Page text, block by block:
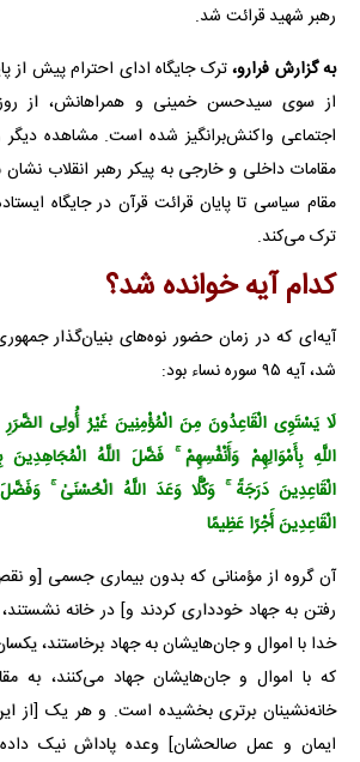
رهبر شهید قرائت شد.
به گزارش فرارو،ترک جایگاه ادای احترام پیش از
از سوی سیدحسن خمینی و همراهانش، از
اجتماعی واکنش‌برانگیز شده است. مشاهده دیگر
مقامات داخلی و خارجی به پیکر رهبر انقلاب
مقام سیاسی تا پایان قرائت قرآن در جایگاه
ترک می‌کند.
کدام آیه خوانده شد؟
آیه‌ای که در زمان حضور نوه‌های بنیان‌گذار
شد، آیه ۹۵ سوره نساء بود:
لَا یَسْتَوِی الْقَاعِدُونَ مِنَ الْمُؤْمِنِینَ غَیْرُ أُولِی
اللَّهِ بِأَمْوَالِهِمْ وَأَنْفُسِهِمْ ۚ فَضَّلَ اللَّهُ الْمُجَاهِدِینَ
الْقَاعِدِینَ دَرَجَةً ۚ وَکُلًّا وَعَدَ اللَّهُ الْحُسْنَىٰ
الْقَاعِدِینَ أَجْرًا عَظِیمًا
آن گروه از مؤمنانی که بدون بیماری جسمی [و
رفتن به جهاد خودداری کردند و] در خانه
خدا با اموال و جان‌هایشان به جهاد برخاستند،
که با اموال و جان‌هایشان جهاد می‌کنند، به
خانه‌نشینان برتری بخشیده است. و هر یک [از
ایمان و عمل صالحشان] وعده پاداش نیک